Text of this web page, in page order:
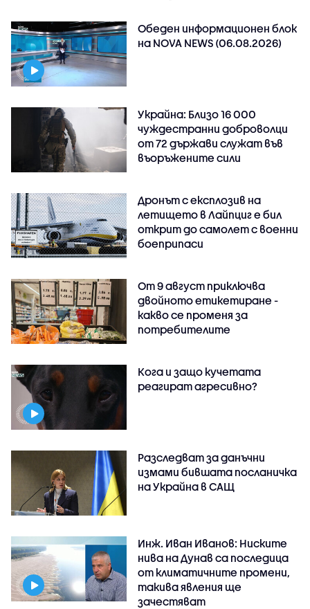
Обеден информационен блок
на NOVA NEWS (06.08.2026)
Украйна: Близо 16 000
чуждестранни доброволци
от 72 държави служат във
въоръжените сили
Дронът с експлозив на
летището в Лайпциг е бил
открит до самолет с военни
боеприпаси
От 9 август приключва
двойното етикетиране -
какво се променя за
потребителите
Кога и защо кучетата
реагират агресивно?
Разследват за данъчни
измами бившата посланичка
на Украйна в САЩ
Инж. Иван Иванов: Ниските
нива на Дунав са последица
от климатичните промени,
такива явления ще
зачестяват